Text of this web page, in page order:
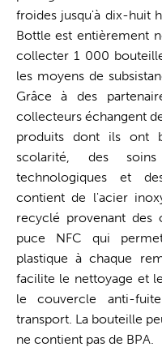
froides jusqu'à dix-huit
Bottle est entièrement
collecter 1 000
les moyens de
Grâce à des
collecteurs échangent
produits dont ils ont
scolarité, des
technologiques et
contient de l'acier
recyclé provenant des
puce NFC qui
plastique à chaque
facilite le nettoyage et
le couvercle anti-
transport. La bouteille
ne contient pas de BPA.